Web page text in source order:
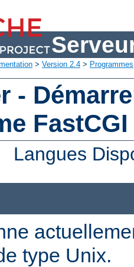
> Version 2.4 > Programmes
-
FastCGI
Langues
type Unix.